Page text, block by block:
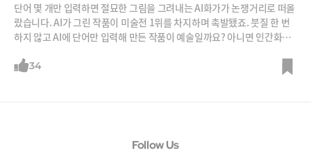
단어 몇 개만 입력하면 절묘한 그림을 그려내는 AI화가가 논쟁거리로 떠올
랐습니다. AI가 그린 작품이 미술전 1위를 차지하며 촉발됐죠. 붓질 한 번
하지 않고 AI에 단어만 입력해 만든 작품이 예술일까요? 아니면 인간화가
있을까요? 아니면 무임승차일 뿐일까요?
34
Follow Us